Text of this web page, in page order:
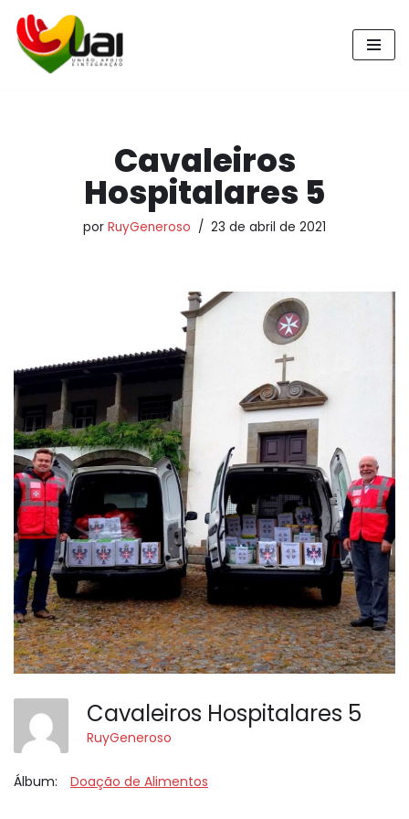
Pular
para
Cavaleiros
Hospitalares 5
por RuyGeneroso 23 de abril de 2021
Cavaleiros Hospitalares 5
RuyGeneroso
Álbum: Doação de Alimentos